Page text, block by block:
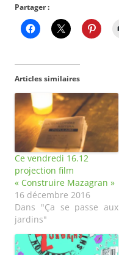
Partager :
Articles similaires
Ce vendredi 16.12
projection film
« Construire Mazagran »
16 décembre 2016
Dans "Ça se passe aux
jardins"